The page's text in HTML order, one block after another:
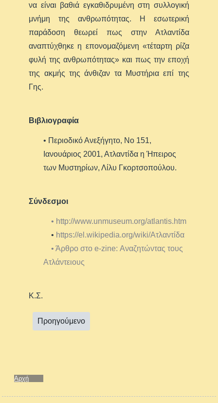
να είναι βαθιά εγκαθιδρυμένη στη συλλογική
μνήμη της ανθρωπότητας. Η εσωτερική
παράδοση θεωρεί πως στην Ατλαντίδα
αναπτύχθηκε η επονομαζόμενη «τέταρτη ρίζα
φυλή της ανθρωπότητας» και πως την εποχή
της ακμής της άνθιζαν τα Μυστήρια επί της
Γης.
Βιβλιογραφία
• Περιοδικό Ανεξήγητο, Νο 151,
Ιανουάριος 2001, Ατλαντίδα η Ήπειρος
των Μυστηρίων, Λίλυ Γκορτσοπούλου.
Σύνδεσμοι
• http://www.unmuseum.org/atlantis.htm
• https://el.wikipedia.org/wiki/Ατλαντίδα
• Άρθρο στο e-zine: Αναζητώντας τους
Ατλάντειους
Κ.Σ.
Προηγούμενο
Αρχή